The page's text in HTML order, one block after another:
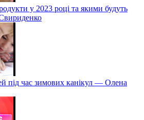
у 2023 році та якими будуть
під час зимових канікул — Олена